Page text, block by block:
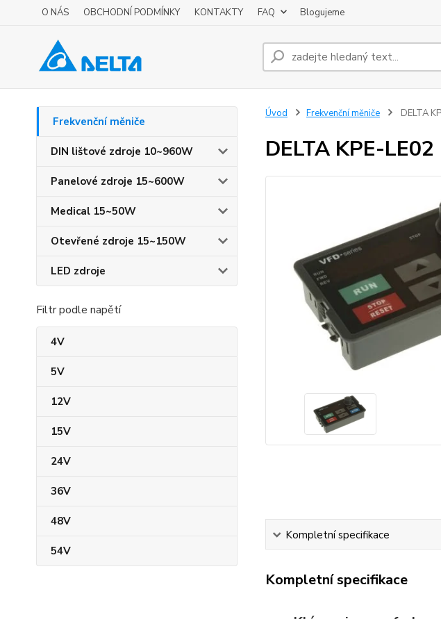
O NÁS OBCHODNÍ PODMÍNKY KONTAKTY FAQ Blogujeme
Frekvenční měniče
DIN lištové zdroje 10~960W
Panelové zdroje 15~600W
Medical 15~50W
Otevřené zdroje 15~150W
LED zdroje
Filtr podle napětí
4V
5V
12V
15V
24V
36V
48V
54V
Úvod Frekvenční měniče DELTA
DELTA KPE-
Kompletní specifikace
Kompletní specifikace